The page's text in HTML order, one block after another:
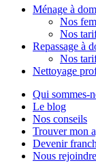
Ménage à
Nos
Nos
Repassage à
Nos
Nettoyage
Qui sommes-
Le blog
Nos conseils
Trouver mon
Devenir
Nous rejoindre